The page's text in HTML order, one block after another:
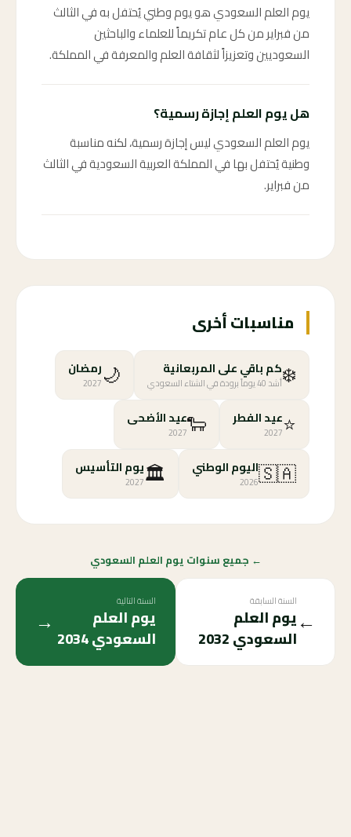
يوم العلم السعودي هو يوم وطني يُحتفل به في الثالث
من فبراير من كل عام تكريماً للعلماء والباحثين
السعوديين وتعزيزاً لثقافة العلم والمعرفة في المملكة.
هل يوم العلم إجازة رسمية؟
يوم العلم السعودي ليس إجازة رسمية، لكنه مناسبة
وطنية يُحتفل بها في المملكة العربية السعودية في الثالث
من فبراير.
مناسبات أخرى
❄️كم باقي على المربعانية
أشد 40 يوماً برودة في الشتاء السعودي 🌙رمضان
2027
⭐عيد الفطر
2027
🐑عيد الأضحى
2027
🇸🇦اليوم الوطني
2026
🏛️يوم التأسيس
2027
← جميع سنوات يوم العلم السعودي
←
السنة السابقة
يوم العلم
السعودي2032
السنة التالية
يوم العلم
السعودي2034
→